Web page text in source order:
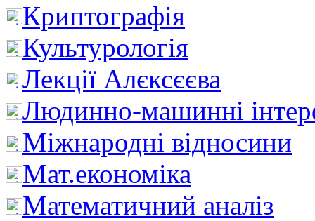
Криптографія
Культурологія
Лекції Алєксєєва
Людинно-машинні
Міжнародні відносини
Мат.економіка
Математичний аналіз